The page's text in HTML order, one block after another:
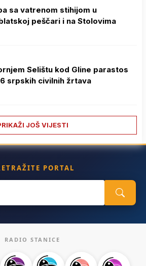
sa vatrenom stihijom u
peščari i na Stolovima
Selištu kod Gline parastos
srpskih civilnih žrtava
JOŠ VIJESTI
PORTAL
RADIO STANICE